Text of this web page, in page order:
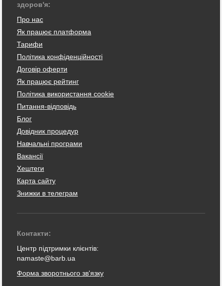
здоров'я:
Про нас
Як працює платформа
Тарифи
Політика конфіденційності
Договір оферти
Як працює рейтинг
Політика використання cookie
Питання-відповідь
Блог
Довідник процедур
Навчальні програми
Вакансії
Хештеги
Карта сайту
Знижки в телеграм
Контакти:
Центр підтримки клієнтів:
namaste@barb.ua
Форма зворотнього зв'язку